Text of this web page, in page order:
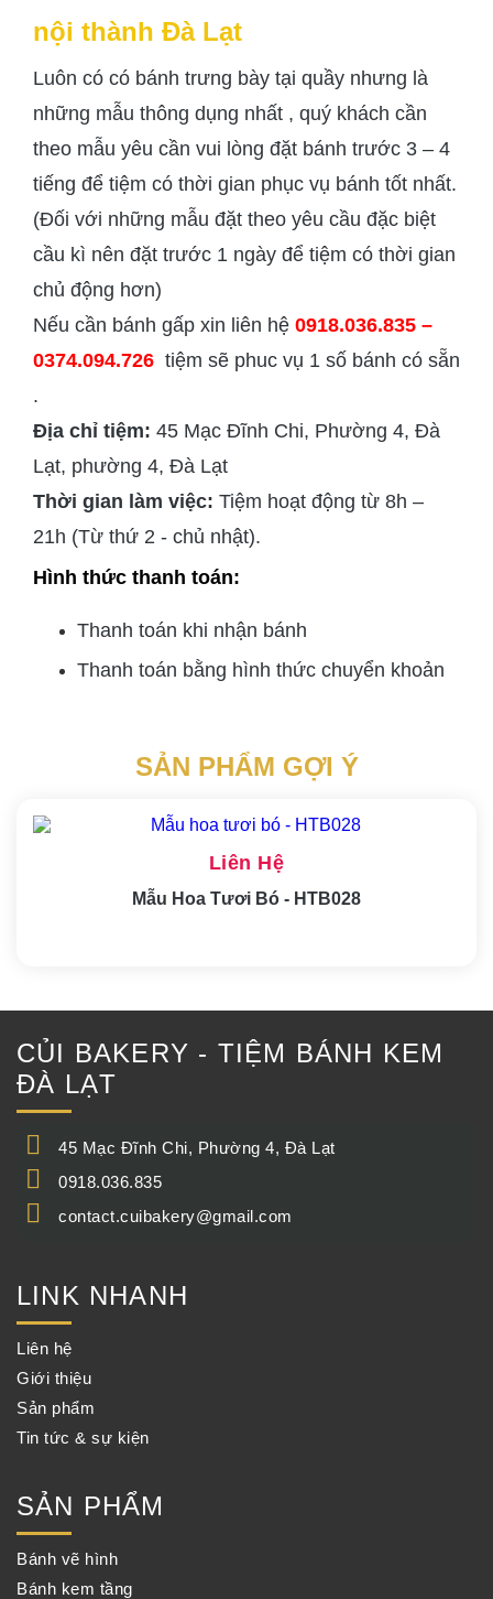
nội thành Đà Lạt
Luôn có có bánh trưng bày tại quầy nhưng là
những mẫu thông dụng nhất , quý khách cần
theo mẫu yêu cần vui lòng đặt bánh trước 3 – 4
tiếng để tiệm có thời gian phục vụ bánh tốt nhất.
(Đối với những mẫu đặt theo yêu cầu đặc biệt
cầu kì nên đặt trước 1 ngày để tiệm có thời gian
chủ động hơn)
Nếu cần bánh gấp xin liên hệ 0918.036.835 –
0374.094.726 tiệm sẽ phuc vụ 1 số bánh có sẵn
.
Địa chỉ tiệm: 45 Mạc Đĩnh Chi, Phường 4, Đà
Lạt, phường 4, Đà Lạt
Thời gian làm việc: Tiệm hoạt động từ 8h –
21h (Từ thứ 2 - chủ nhật).
Hình thức thanh toán:
Thanh toán khi nhận bánh
Thanh toán bằng hình thức chuyển khoản
SẢN PHẨM GỢI Ý
Liên Hệ
Mẫu Hoa Tươi Bó - HTB028
CỦI BAKERY - TIỆM BÁNH KEM
ĐÀ LẠT
45 Mạc Đĩnh Chi, Phường 4, Đà Lạt
0918.036.835
contact.cuibakery@gmail.com
LINK NHANH
Liên hệ
Giới thiệu
Sản phẩm
Tin tức & sự kiện
SẢN PHẨM
Bánh vẽ hình
Bánh kem tầng